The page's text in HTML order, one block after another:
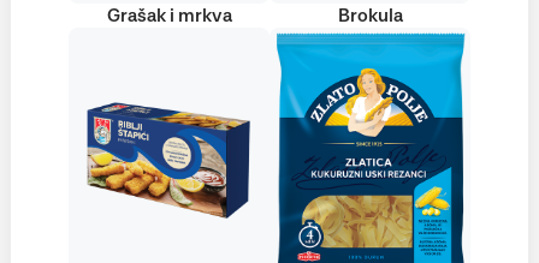
Grašak i mrkva Brokula